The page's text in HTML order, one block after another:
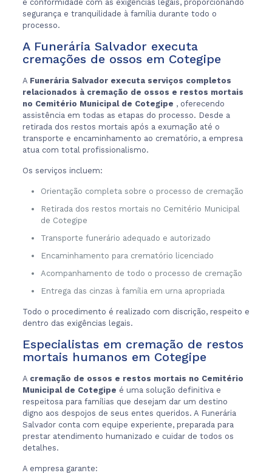
e conformidade com as exigências legais, proporcionando
segurança e tranquilidade à família durante todo o
processo.
A Funerária Salvador executa
cremações de ossos em Cotegipe
A Funerária Salvador executa serviços completos
relacionados à cremação de ossos e restos mortais
no Cemitério Municipal de Cotegipe , oferecendo
assistência em todas as etapas do processo. Desde a
retirada dos restos mortais após a exumação até o
transporte e encaminhamento ao crematório, a empresa
atua com total profissionalismo.
Os serviços incluem:
Orientação completa sobre o processo de cremação
Retirada dos restos mortais no Cemitério Municipal
de Cotegipe
Transporte funerário adequado e autorizado
Encaminhamento para crematório licenciado
Acompanhamento de todo o processo de cremação
Entrega das cinzas à família em urna apropriada
Todo o procedimento é realizado com discrição, respeito e
dentro das exigências legais.
Especialistas em cremação de restos
mortais humanos em Cotegipe
A cremação de ossos e restos mortais no Cemitério
Municipal de Cotegipe é uma solução definitiva e
respeitosa para famílias que desejam dar um destino
digno aos despojos de seus entes queridos. A Funerária
Salvador conta com equipe experiente, preparada para
prestar atendimento humanizado e cuidar de todos os
detalhes.
A empresa garante: